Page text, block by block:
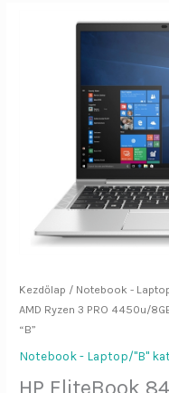
Kezdőlap / Notebook -
AMD Ryzen 3 PRO 4450u/
“B”
Notebook - Laptop/"B"
HP EliteBook
4450u/8GB/256GB